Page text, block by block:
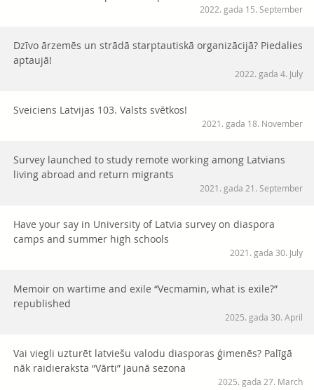
2022. gada 15. September
Dzīvo ārzemēs un strādā starptautiskā organizācijā? Piedalies
aptaujā!
2022. gada 4. July
Sveiciens Latvijas 103. Valsts svētkos!
2021. gada 18. November
Survey launched to study remote working among Latvians
living abroad and return migrants
2021. gada 21. September
Have your say in University of Latvia survey on diaspora
camps and summer high schools
2021. gada 30. July
Memoir on wartime and exile “Vecmamin, what is exile?”
republished
2025. gada 30. April
Vai viegli uzturēt latviešu valodu diasporas ģimenēs? Palīgā
nāk raidieraksta “Vārti” jaunā sezona
2025. gada 27. March